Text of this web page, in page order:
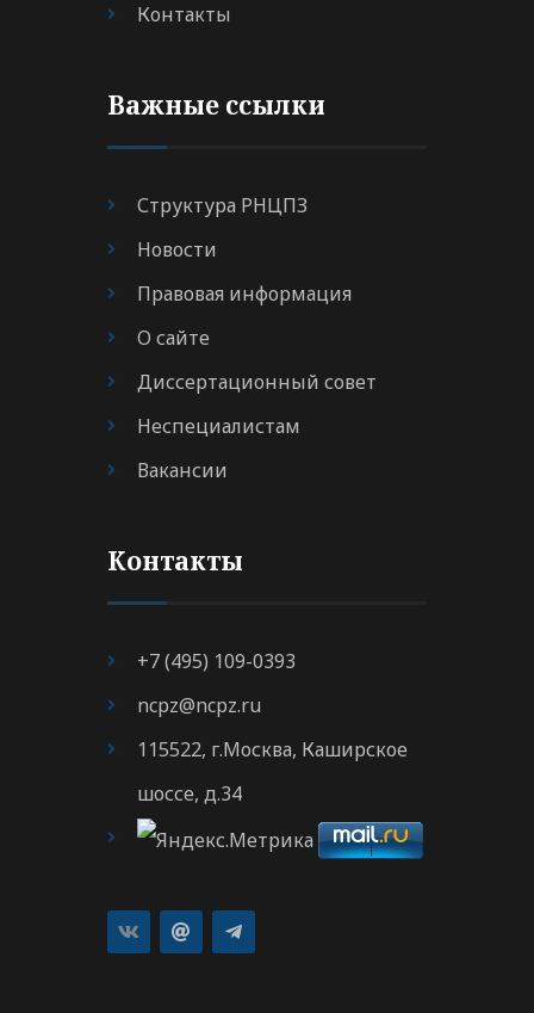
Контакты
Важные ссылки
Структура РНЦПЗ
Новости
Правовая информация
О сайте
Диссертационный совет
Неспециалистам
Вакансии
Контакты
+7 (495) 109-0393
ncpz@ncpz.ru
115522, г.Москва, Каширское
шоссе, д.34